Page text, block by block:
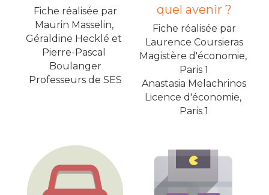
Fiche réalisée par
Maurin Masselin,
Géraldine Hecklé et
Pierre-Pascal
Boulanger
Professeurs de SES
quel avenir ?
Fiche réalisée par
Laurence Coursieras
Magistère d'économie,
Paris 1
Anastasia Melachrinos
Licence d'économie,
Paris 1